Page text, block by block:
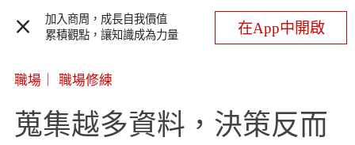
加入商周，成長自我價值
累積觀點，讓知識成為力量
在App中開啟
職場 職場修練
蒐集越多資料，決策反而